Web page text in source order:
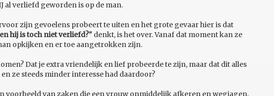
al verliefd geworden is op de man.
zijn gevoelens probeert te uiten en het grote gevaar hier is dat
hij is toch niet verliefd?" denkt, is het over. Vanaf dat moment kan ze
opkijken en er toe aangetrokken zijn.
Dat je extra vriendelijk en lief probeerde te zijn, maar dat dit alles
ze steeds minder interesse had daardoor?
voorbeeld van zaken die een vrouw onmiddelijk afkeren en wegjagen.